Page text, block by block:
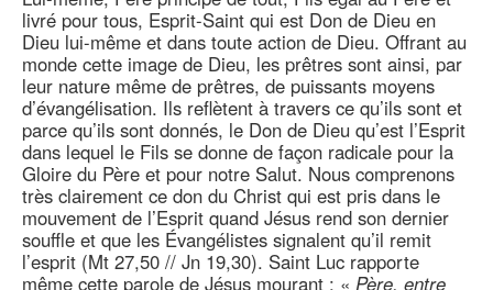
livré pour tous, Esprit-Saint qui est Don de Dieu en
Dieu lui-même et dans toute action de Dieu. Offrant au
monde cette image de Dieu, les prêtres sont ainsi, par
leur nature même de prêtres, de puissants moyens
d’évangélisation. Ils reflètent à travers ce qu’ils sont et
parce qu’ils sont donnés, le Don de Dieu qu’est l’Esprit
dans lequel le Fils se donne de façon radicale pour la
Gloire du Père et pour notre Salut. Nous comprenons
très clairement ce don du Christ qui est pris dans le
mouvement de l’Esprit quand Jésus rend son dernier
souffle et que les Évangélistes signalent qu’il remit
l’esprit (Mt 27,50 // Jn 19,30). Saint Luc rapporte
même cette parole de Jésus mourant : « Père, entre